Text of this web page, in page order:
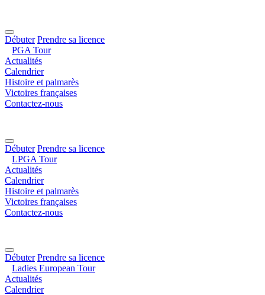
Débuter Prendre sa licence
PGA Tour
Actualités
Calendrier
Histoire et palmarès
Victoires françaises
Contactez-nous
Débuter Prendre sa licence
LPGA Tour
Actualités
Calendrier
Histoire et palmarès
Victoires françaises
Contactez-nous
Débuter Prendre sa licence
Ladies European Tour
Actualités
Calendrier